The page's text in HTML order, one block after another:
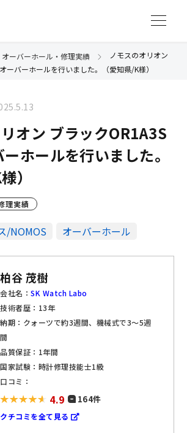
オーバーホール・修理実績
ノモスのオリオン
ーバーホールを行いました。（愛知県/K様）
オン ブラックOR1A3S
ホールを行いました。
）
理実績
/NOMOS オーバーホール
柏谷 茂樹
会社名：SK Watch Labo
技術者歴：13年
納期：クォーツで約3週間、機械式で3～5週
間
品質保証：1年間
国家試験：時計修理技能士1級
口コミ：
4.9 164件
クチコミを全て見る